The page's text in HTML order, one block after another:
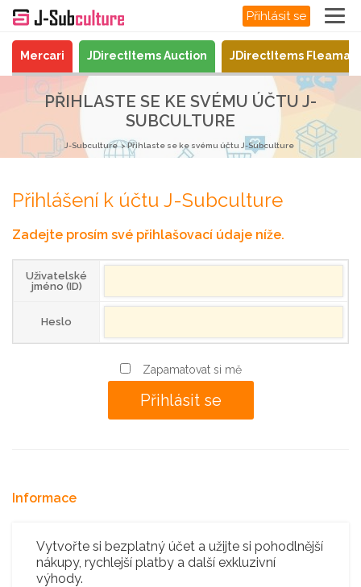
Přihlásit se
Mercari JDirectItems Auction JDirectItems
PŘIHLASTE SE KE SVÉMU ÚČTU J-
SUBCULTURE
J-Subculture Přihlaste se ke svému účtu J-Subculture
Přihlášení k účtu J-Subculture
Zadejte prosím své přihlašovací údaje níže.
Uživatelské
jméno (ID)
Heslo
Zapamatovat si mě
Informace
Vytvořte si bezplatný účet a užijte si pohodlnější
nákupy, rychlejší platby a další exkluzivní
výhody.